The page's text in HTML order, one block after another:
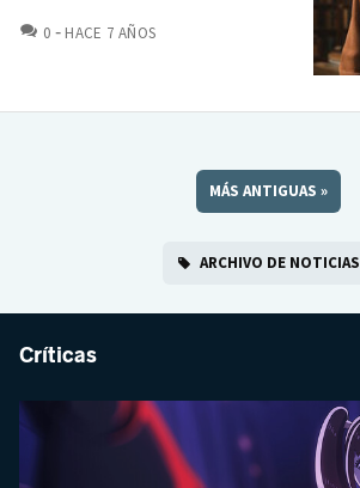
0 COMENTARIOS
HACE 7 AÑOS
MÁS ANTIGUAS »
ARCHIVO DE NOTICIAS
Críticas